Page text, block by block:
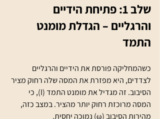
שלב 1: פתיחת הידיים
והרגליים – הגדלת מומנט
התמד
כשהמחליקה פורסת את הידיים והרגליים
לצדדים, היא מפזרת את המסה שלה רחוק מציר
הסיבוב. זה מגדיל את מומנט התמד (I), כי
המסה מרוכזת רחוק יותר מהציר. במצב כזה,
מהירות הסיבוב (ω) נמוכה יחסית.